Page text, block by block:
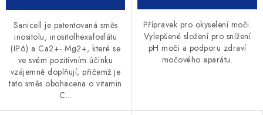
Sanicell je patentovaná směs
inositolu, inositolhexafosfátu
(IP6) a Ca2+- Mg2+, které se
ve svém pozitivním účinku
vzájemně doplňují, přičemž je
tato směs obohacena o vitamin
C...
Přípravek pro okyselení moči.
Vylepšené složení pro snížení
pH moči a podporu zdraví
močového aparátu.